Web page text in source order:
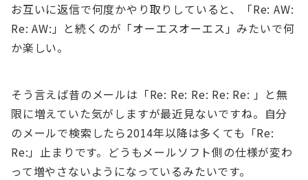
お互いに返信で何度かやり取りしていると、「Re: AW:
Re: AW:」と続くのが「オーエスオーエス」みたいで何
か楽しい。
そう言えば昔のメールは「Re: Re: Re: Re: Re: 」と無
限に増えていた気がしますが最近見ないですね。自分
のメールで検索したら2014年以降は多くても「Re:
Re:」止まりです。どうもメールソフト側の仕様が変わ
って増やさないようになっているみたいです。